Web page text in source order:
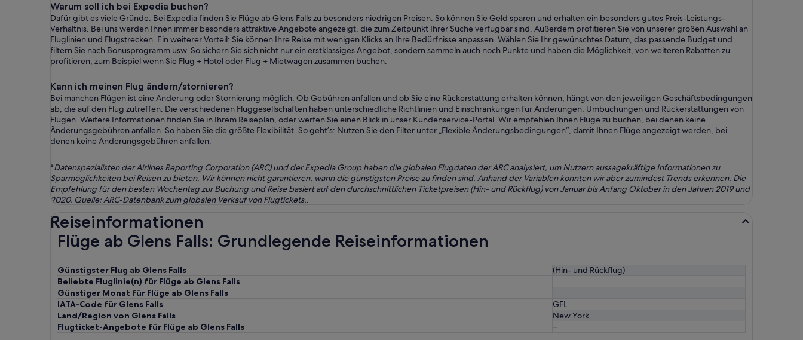
Warum soll ich bei Expedia buchen?
Dafür gibt es viele Gründe: Bei Expedia finden Sie Flüge ab Glens Falls zu besonders niedrigen Preisen. So können Sie Geld sparen und erhalten ein besonders gutes Preis-Leistungs-
Verhältnis. Bei uns werden Ihnen immer besonders attraktive Angebote angezeigt, die zum Zeitpunkt Ihrer Suche verfügbar sind. Außerdem profitieren Sie von unserer großen Auswahl an
Fluglinien und Flugstrecken. Ein weiterer Vorteil: Sie können Ihre Reise mit wenigen Klicks an Ihre Bedürfnisse anpassen. Wählen Sie Ihr gewünschtes Datum, das passende Budget und
filtern Sie nach Bonusprogramm usw. So sichern Sie sich nicht nur ein erstklassiges Angebot, sondern sammeln auch noch Punkte und haben die Möglichkeit, von weiteren Rabatten zu
profitieren, zum Beispiel wenn Sie Flug + Hotel oder Flug + Mietwagen zusammen buchen.
Kann ich meinen Flug ändern/stornieren?
Bei manchen Flügen ist eine Änderung oder Stornierung möglich. Ob Gebühren anfallen und ob Sie eine Rückerstattung erhalten können, hängt von den jeweiligen Geschäftsbedingungen
ab, die auf den Flug zutreffen. Die verschiedenen Fluggesellschaften haben unterschiedliche Richtlinien und Einschränkungen für Änderungen, Umbuchungen und Rückerstattungen von
Flügen. Weitere Informationen finden Sie in Ihrem Reiseplan, oder werfen Sie einen Blick in unser Kundenservice-Portal. Wir empfehlen Ihnen Flüge zu buchen, bei denen keine
Änderungsgebühren anfallen. So haben Sie die größte Flexibilität. So geht’s: Nutzen Sie den Filter unter „Flexible Änderungsbedingungen“, damit Ihnen Flüge angezeigt werden, bei
denen keine Änderungsgebühren anfallen.
*Datenspezialisten der Airlines Reporting Corporation (ARC) und der Expedia Group haben die globalen Flugdaten der ARC analysiert, um Nutzern aussagekräftige Informationen zu
Sparmöglichkeiten bei Reisen zu bieten. Wir können nicht garantieren, wann die günstigsten Preise zu finden sind. Anhand der Variablen konnten wir aber zumindest Trends erkennen. Die
Empfehlung für den besten Wochentag zur Buchung und Reise basiert auf den durchschnittlichen Ticketpreisen (Hin- und Rückflug) von Januar bis Anfang Oktober in den Jahren 2019 und
2020. Quelle: ARC-Datenbank zum globalen Verkauf von Flugtickets..
Reiseinformationen
Flüge ab Glens Falls: Grundlegende Reiseinformationen
Günstigster Flug ab Glens Falls
(Hin- und Rückflug)
Beliebte Fluglinie(n) für Flüge ab Glens Falls
Günstiger Monat für Flüge ab Glens Falls
IATA-Code für Glens Falls
GFL
Land/Region von Glens Falls
New York
Flugticket-Angebote für Flüge ab Glens Falls
–